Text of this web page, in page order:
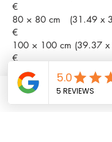
€
80 × 80 cm (31.49 x
€
100 × 100 cm (39.37
€